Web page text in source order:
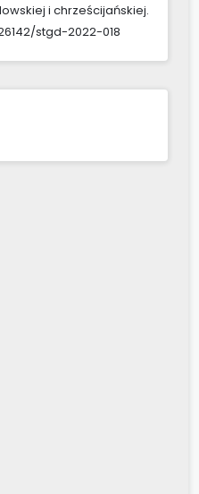
i chrześcijańskiej.
stgd-2022-018